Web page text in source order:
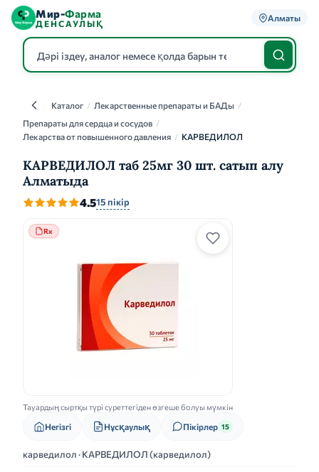
Мир-Фарма
ДЕНСАУЛЫҚ
Алматы
КаталогКаталог / Лекарственные препараты и БАДы /
Препараты для сердца и сосудов /
Лекарства от повышенного давления / КАРВЕДИЛОЛ
КАРВЕДИЛОЛ таб 25мг 30 шт. сатып алу
Алматыда
4.515 пікір
Rx
Тауардың сыртқы түрі суреттегіден өзгеше болуы мүмкін
Негізгі Нұсқаулық Пікірлер 15
карведилол · КАРВЕДИЛОЛ (карведилол)